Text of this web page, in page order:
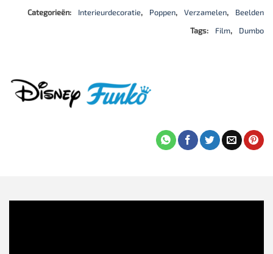
Categorieën:
Interieurdecoratie, Poppen, Verzamelen,
Beelden
Tags:
Film, Dumbo